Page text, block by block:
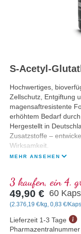
S-Acetyl-
Hochwertiges,
Zellschutz, Entgiftung
magensaftresistente
erhöhtem Bedarf
Hergestellt in
Zusatzstoffe –
Wirksamkeit.
MEHR ANSEHEN
3 kaufen, ein 4.
49,90 € 60
(2.376,19 €/kg, 0,83 €/
Lieferzeit 1-3 Tage